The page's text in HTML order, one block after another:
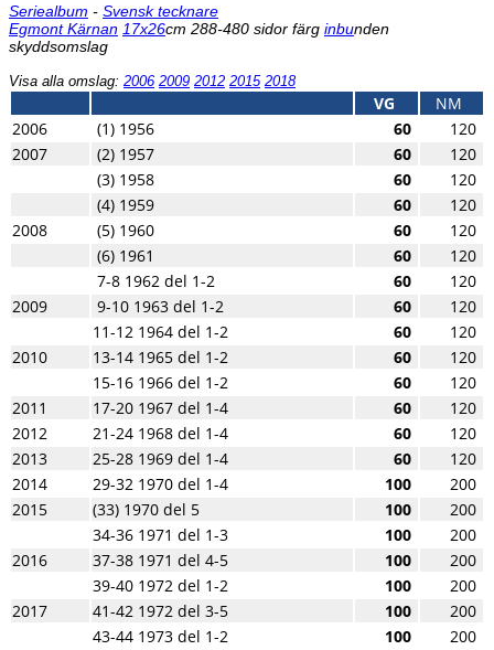
Seriealbum - Svensk tecknare
Egmont Kärnan 17x26cm 288-480 sidor färg inbunden
skyddsomslag
Visa alla omslag: 2006 2009 2012 2015 2018
VG
NM
2006
(1) 1956 60
120
2007
(2) 1957 60
120
(3) 1958
60
120
(4) 1959
60
120
2008
(5) 1960 60
120
(6) 1961
60
120
7-8 1962 del 1-2
60
120
2009
9-10 1963 del 1-2 60
120
11-12 1964 del 1-2
60
120
2010
13-14 1965 del 1-2 60
120
15-16 1966 del 1-2
60
120
2011
17-20 1967 del 1-4 60
120
2012
21-24 1968 del 1-4 60
120
2013
25-28 1969 del 1-4 60
120
2014
29-32 1970 del 1-4 100
200
2015
(33) 1970 del 5 100
200
34-36 1971 del 1-3
100
200
2016
37-38 1971 del 4-5 100
200
39-40 1972 del 1-2
100
200
2017
41-42 1972 del 3-5 100
200
43-44 1973 del 1-2
100 200